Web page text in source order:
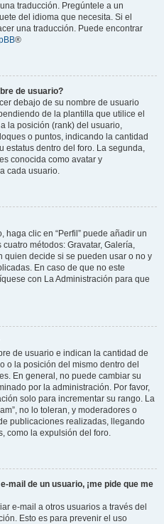
traducción. Pregúntele a un
del idioma que necesita. Si el
una traducción. Puede encontrar
®
de usuario?
debajo de su nombre de usuario
de la plantilla que utilice el
la posición (rank) del usuario,
o puntos, indicando la cantidad
estatus dentro del foro. La segunda,
conocida como avatar y
cada usuario.
haga clic en “Perfil” puede añadir un
métodos: Gravatar, Galería,
quien decide si se pueden usar o no y
En caso de que no este
con La Administración para que
de usuario e indican la cantidad de
o la posición del mismo dentro del
En general, no puede cambiar su
por la administración. Por favor,
solo para incrementar su rango. La
no lo toleran, y moderadores o
publicaciones realizadas, llegando
como la expulsión del foro.
mail de un usuario, ¡me pide que me
e-mail a otros usuarios a través del
Esto es para prevenir el uso